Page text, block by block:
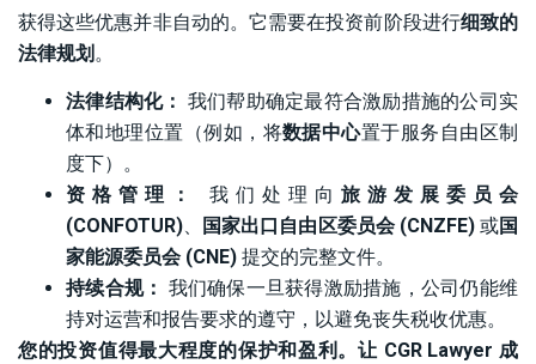
获得这些优惠并非自动的。它需要在投资前阶段进行细致的
法律规划 。
法律结构化： 我们帮助确定最符合激励措施的公司实
体和地理位置（例如，将数据中心置于服务自由区制
度下）。
资格管理：
我们处理向 旅游发展委员会
(CONFOTUR)、 国家出口自由区委员会 (CNZFE)或国
家能源委员会 (CNE) 提交的完整文件。
持续合规： 我们确保一旦获得激励措施，公司仍能维
持对运营和报告要求的遵守，以避免丧失税收优惠。
您的投资值得最大程度的保护和盈利。让 CGR Lawyer 成